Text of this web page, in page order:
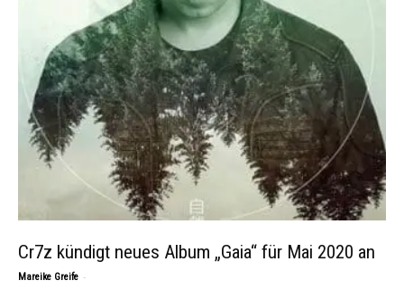
Cr7z kündigt neues Album „Gaia“ für Mai 2020 an
Mareike Greife -